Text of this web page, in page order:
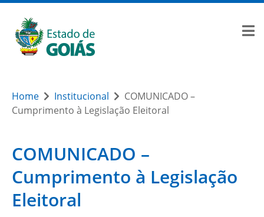
Home Institucional
COMUNICADO –
Cumprimento à Legislação Eleitoral
COMUNICADO –
Cumprimento à Legislação
Eleitoral